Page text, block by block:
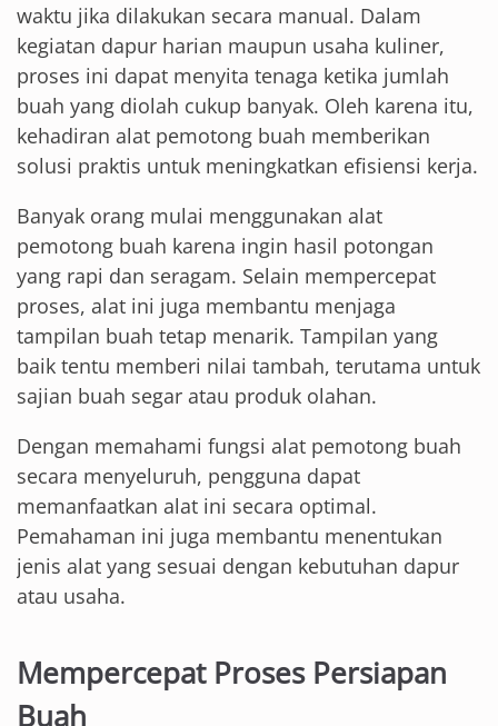
waktu jika dilakukan secara manual. Dalam
kegiatan dapur harian maupun usaha kuliner,
proses ini dapat menyita tenaga ketika jumlah
buah yang diolah cukup banyak. Oleh karena itu,
kehadiran alat pemotong buah memberikan
solusi praktis untuk meningkatkan efisiensi kerja.
Banyak orang mulai menggunakan alat
pemotong buah karena ingin hasil potongan
yang rapi dan seragam. Selain mempercepat
proses, alat ini juga membantu menjaga
tampilan buah tetap menarik. Tampilan yang
baik tentu memberi nilai tambah, terutama untuk
sajian buah segar atau produk olahan.
Dengan memahami fungsi alat pemotong buah
secara menyeluruh, pengguna dapat
memanfaatkan alat ini secara optimal.
Pemahaman ini juga membantu menentukan
jenis alat yang sesuai dengan kebutuhan dapur
atau usaha.
Mempercepat Proses Persiapan
Buah